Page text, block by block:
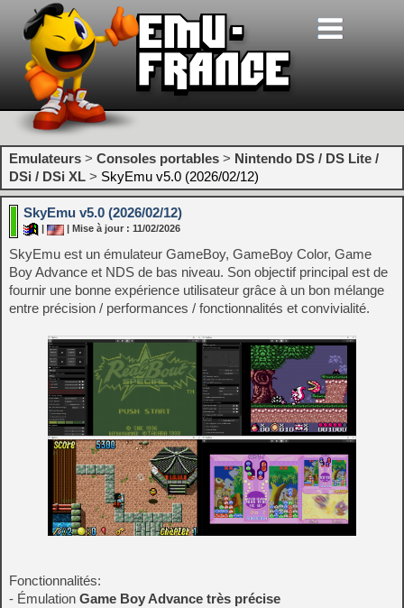
Emulateurs > Consoles portables > Nintendo DS / DS Lite /
DSi / DSi XL > SkyEmu v5.0 (2026/02/12)
SkyEmu v5.0 (2026/02/12)
| Mise à jour : 11/02/2026
SkyEmu est un émulateur GameBoy, GameBoy Color, Game
Boy Advance et NDS de bas niveau. Son objectif principal est de
fournir une bonne expérience utilisateur grâce à un bon mélange
entre précision / performances / fonctionnalités et convivialité.
Fonctionnalités:
- Émulation Game Boy Advance très précise